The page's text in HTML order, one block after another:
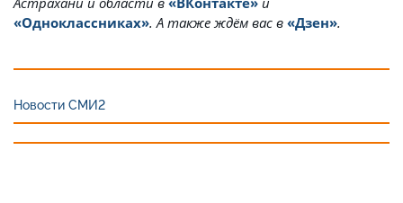
«Одноклассниках». А также ждём вас в «Дзен».
Новости СМИ2